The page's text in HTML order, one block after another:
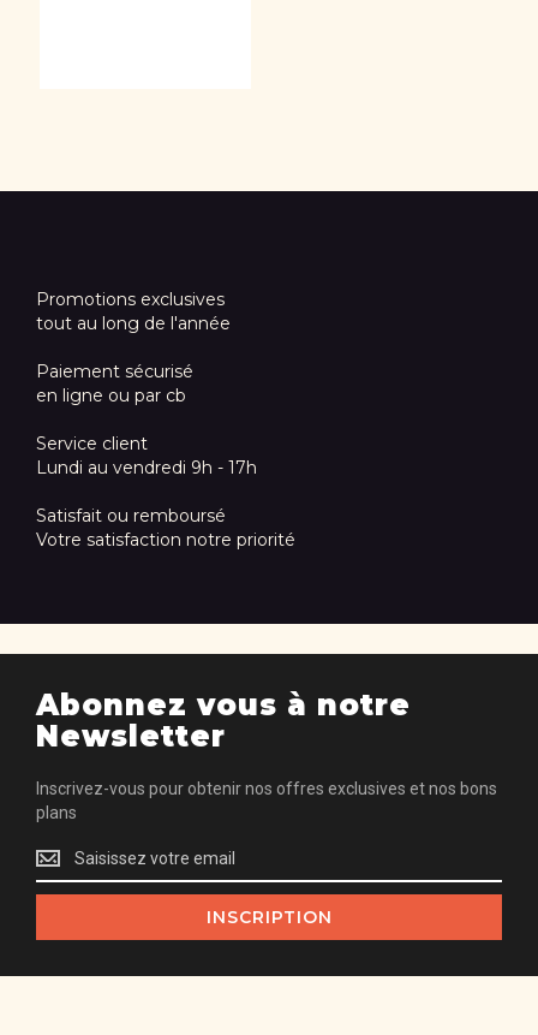
Promotions exclusives
tout au long de l'année
Paiement sécurisé
en ligne ou par cb
Service client
Lundi au vendredi 9h - 17h
Satisfait ou remboursé
Votre satisfaction notre priorité
Abonnez vous à notre
Newsletter
Inscrivez-vous pour obtenir nos offres exclusives et nos bons
plans
Inscrivez-
vous
pour
nos
INSCRIPTION